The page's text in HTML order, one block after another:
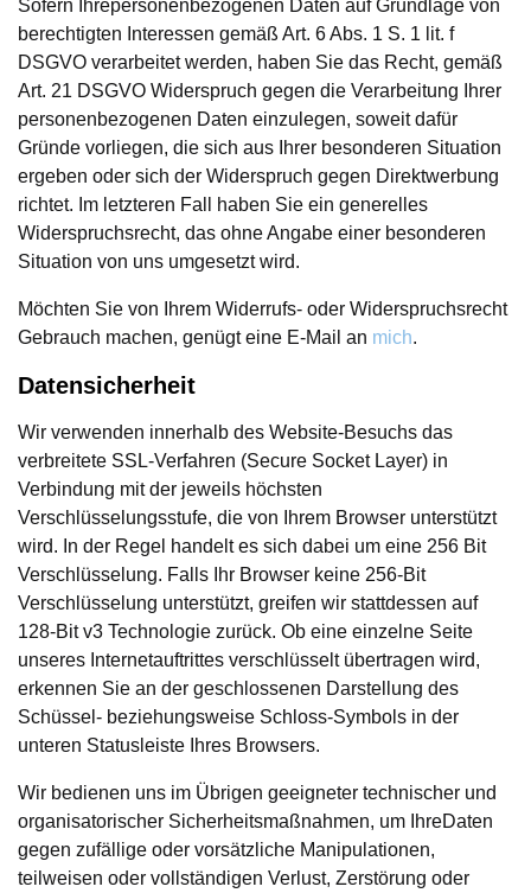
Sofern Ihrepersonenbezogenen Daten auf Grundlage von
berechtigten Interessen gemäß Art. 6 Abs. 1 S. 1 lit. f
DSGVO verarbeitet werden, haben Sie das Recht, gemäß
Art. 21 DSGVO Widerspruch gegen die Verarbeitung Ihrer
personenbezogenen Daten einzulegen, soweit dafür
Gründe vorliegen, die sich aus Ihrer besonderen Situation
ergeben oder sich der Widerspruch gegen Direktwerbung
richtet. Im letzteren Fall haben Sie ein generelles
Widerspruchsrecht, das ohne Angabe einer besonderen
Situation von uns umgesetzt wird.
Möchten Sie von Ihrem Widerrufs- oder Widerspruchsrecht
Gebrauch machen, genügt eine E-Mail an mich.
Datensicherheit
Wir verwenden innerhalb des Website-Besuchs das
verbreitete SSL-Verfahren (Secure Socket Layer) in
Verbindung mit der jeweils höchsten
Verschlüsselungsstufe, die von Ihrem Browser unterstützt
wird. In der Regel handelt es sich dabei um eine 256 Bit
Verschlüsselung. Falls Ihr Browser keine 256-Bit
Verschlüsselung unterstützt, greifen wir stattdessen auf
128-Bit v3 Technologie zurück. Ob eine einzelne Seite
unseres Internetauftrittes verschlüsselt übertragen wird,
erkennen Sie an der geschlossenen Darstellung des
Schüssel- beziehungsweise Schloss-Symbols in der
unteren Statusleiste Ihres Browsers.
Wir bedienen uns im Übrigen geeigneter technischer und
organisatorischer Sicherheitsmaßnahmen, um IhreDaten
gegen zufällige oder vorsätzliche Manipulationen,
teilweisen oder vollständigen Verlust, Zerstörung oder